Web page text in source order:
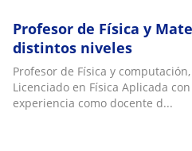
Profesor de Física y
distintos niveles
Profesor de Física y
Licenciado en Física Aplicada
experiencia como docente d...